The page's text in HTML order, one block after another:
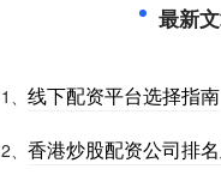
最新
1、 线下配资平台选择指南
2、 香港炒股配资公司排